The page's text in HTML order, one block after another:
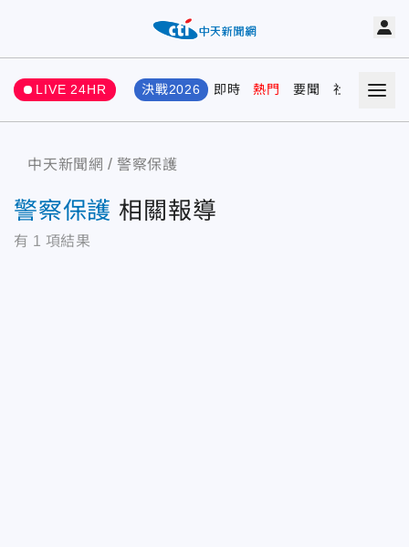
LIVE 24HR 決戰2026 即時 熱門 要聞 社會 娛樂
中天新聞網 警察保護
警察保護 相關報導
有 1 項結果